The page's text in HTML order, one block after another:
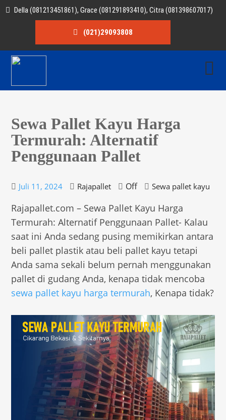
Della (081213451861), Grace (081291893410), Citra (081398607017)
(021)29093808
Sewa Pallet Kayu Harga
Termurah: Alternatif
Penggunaan Pallet
Juli 11, 2024 Rajapallet Off Sewa pallet kayu
Rajapallet.com – Sewa Pallet Kayu Harga
Termurah: Alternatif Penggunaan Pallet- Kalau
saat ini Anda sedang pusing memikirkan antara
beli pallet plastik atau beli pallet kayu tetapi
Anda sama sekali belum pernah menggunakan
pallet di gudang Anda, kenapa tidak mencoba
sewa pallet kayu harga termurah, Kenapa tidak?